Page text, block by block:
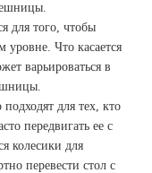
для того, чтобы
Что касается
варьироваться в
для тех, кто
передвигать ее с
колесики для
перевести стол с